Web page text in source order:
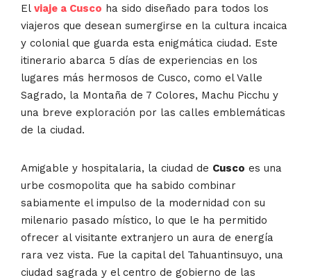
El viaje a Cusco ha sido diseñado para todos los
viajeros que desean sumergirse en la cultura incaica
y colonial que guarda esta enigmática ciudad. Este
itinerario abarca 5 días de experiencias en los
lugares más hermosos de Cusco, como el Valle
Sagrado, la Montaña de 7 Colores, Machu Picchu y
una breve exploración por las calles emblemáticas
de la ciudad.
Amigable y hospitalaria, la ciudad de Cusco es una
urbe cosmopolita que ha sabido combinar
sabiamente el impulso de la modernidad con su
milenario pasado místico, lo que le ha permitido
ofrecer al visitante extranjero un aura de energía
rara vez vista. Fue la capital del Tahuantinsuyo, una
ciudad sagrada y el centro de gobierno de las